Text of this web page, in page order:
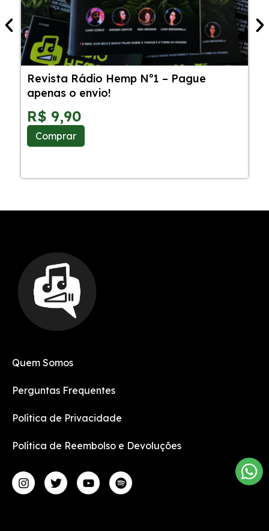
Revista Rádio Hemp Nº1 – Pague
apenas o envio!
R$ 9,90
Comprar
Quem Somos
Perguntas Frequentes
Política de Privacidade
Política de Reembolso e Devoluções